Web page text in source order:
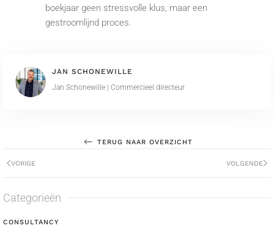
boekjaar geen stressvolle klus, maar een
gestroomlijnd proces.
JAN SCHONEWILLE
Jan Schonewille | Commercieel directeur
TERUG NAAR OVERZICHT
VORIGE VOLGENDE
Categorieën
CONSULTANCY